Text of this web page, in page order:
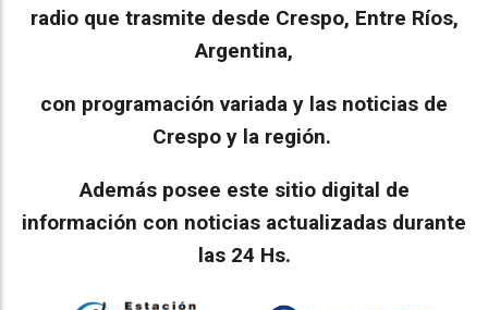
radio que trasmite desde Crespo, Entre Ríos,
Argentina,
con programación variada y las noticias de
Crespo y la región.
Además posee este sitio digital de
información con noticias actualizadas durante
las 24 Hs.